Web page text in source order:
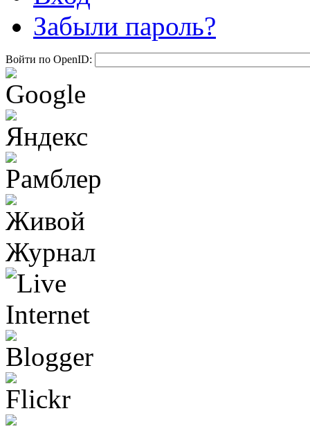
Забыли пароль?
Войти по OpenID: